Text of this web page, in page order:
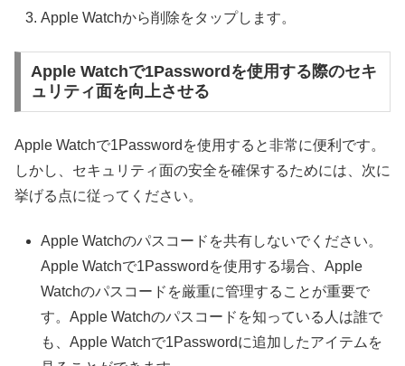
Apple Watchから削除をタップします。
Apple Watchで1Passwordを使用する際のセキ
ュリティ面を向上させる
Apple Watchで1Passwordを使用すると非常に便利です。
しかし、セキュリティ面の安全を確保するためには、次に
挙げる点に従ってください。
Apple Watchのパスコードを共有しないでください。
Apple Watchで1Passwordを使用する場合、Apple
Watchのパスコードを厳重に管理することが重要で
す。Apple Watchのパスコードを知っている人は誰で
も、Apple Watchで1Passwordに追加したアイテムを